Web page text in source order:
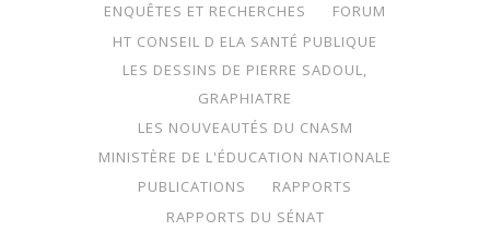
ENQUÊTES ET RECHERCHES
FORUM
HT CONSEIL D ELA SANTÉ PUBLIQUE
LES DESSINS DE PIERRE SADOUL,
GRAPHIATRE
LES NOUVEAUTÉS DU CNASM
MINISTÈRE DE L'ÉDUCATION NATIONALE
PUBLICATIONS
RAPPORTS
RAPPORTS DU SÉNAT